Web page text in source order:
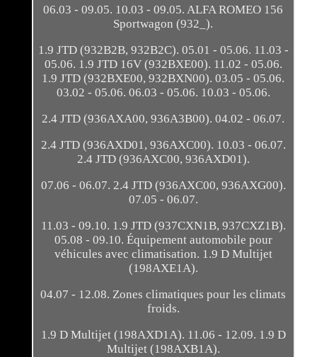
06.03 - 09.05. 10.03 - 09.05. ALFA ROMEO 156
Sportwagon (932_).
1.9 JTD (932B2B, 932B2C). 05.01 - 05.06. 11.03 -
05.06. 1.9 JTD 16V (932BXE00). 11.02 - 05.06.
1.9 JTD (932BXE00, 932BXN00). 03.05 - 05.06.
03.02 - 05.06. 06.03 - 05.06. 10.03 - 05.06.
2.4 JTD (936AXA00, 936A3B00). 04.02 - 06.07.
2.4 JTD (936AXD01, 936AXC00). 10.03 - 06.07.
2.4 JTD (936AXC00, 936AXD01).
07.06 - 06.07. 2.4 JTD (936AXC00, 936AXG00).
07.05 - 06.07.
11.03 - 09.10. 1.9 JTD (937CXN1B, 937CXZ1B).
05.08 - 09.10. Équipement automobile pour
véhicules avec climatisation. 1.9 D Multijet
(198AXE1A).
04.07 - 12.08. Zones climatiques pour les climats
froids.
1.9 D Multijet (198AXD1A). 11.06 - 12.09. 1.9 D
Multijet (198AXB1A).